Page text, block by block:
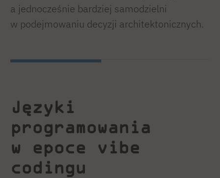
a jednocześnie bardziej samodzielni
w podejmowaniu decyzji architektonicznych.
Języki
programowania
w epoce vibe
codingu